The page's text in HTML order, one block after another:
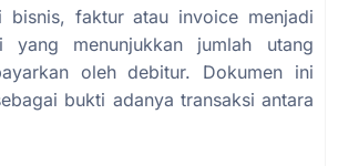
bisnis, faktur atau invoice menjadi
yang menunjukkan jumlah utang
oleh debitur. Dokumen ini
bukti adanya transaksi antara